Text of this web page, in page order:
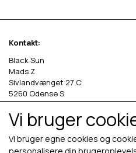
Kontakt:
Black Sun
Mads Z
Sivlandvænget 27 C
5260 Odense S
Denmark
Phone: +45 69 13 27 00
cvr. 36535458
Vi bruger
Vi bruger egne cookies og